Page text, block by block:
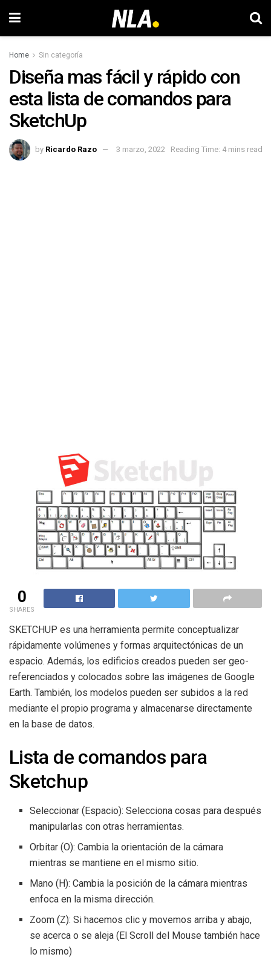
Home Sin categoría
Diseña mas fácil y rápido con
esta lista de comandos para
SketchUp
by Ricardo Razo 3 marzo, 2022 Reading Time: 4 mins read
0
SHARES
SKETCHUP es una herramienta permite conceptualizar
rápidamente volúmenes y formas arquitectónicas de un
espacio. Además, los edificios creados pueden ser geo-
referenciados y colocados sobre las imágenes de Google
Earth. También, los modelos pueden ser subidos a la red
mediante el propio programa y almacenarse directamente
en la base de datos.
Lista de comandos para
Sketchup
Seleccionar (Espacio): Selecciona cosas para después
manipularlas con otras herramientas.
Orbitar (O): Cambia la orientación de la cámara
mientras se mantiene en el mismo sitio.
Mano (H): Cambia la posición de la cámara mientras
enfoca en la misma dirección.
Zoom (Z): Si hacemos clic y movemos arriba y abajo,
se acerca o se aleja (El Scroll del Mouse también hace
lo mismo)